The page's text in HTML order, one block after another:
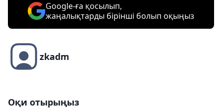
Google-ға қосылып,
жаңалықтарды бірінші болып оқыңыз
zkadm
Оқи отырыңыз